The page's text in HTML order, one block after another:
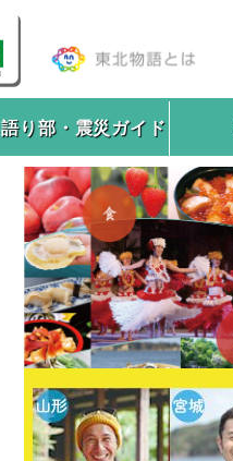
語り部・震災ガイド